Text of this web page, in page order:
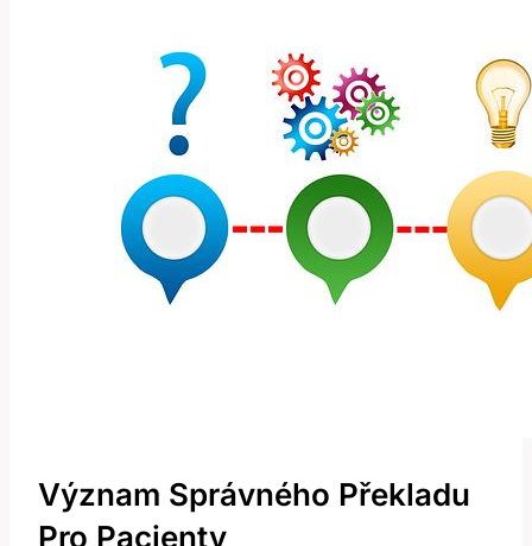
Význam Správného Překladu
Pro Pacienty